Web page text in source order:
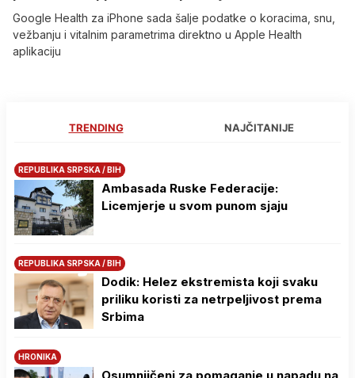
Google Health za iPhone sada šalje podatke o koracima, snu,
vežbanju i vitalnim parametrima direktno u Apple Health
aplikaciju
TRENDING NAJČITANIJE
REPUBLIKA SRPSKA / BIH
Ambasada Ruske Federacije:
Licemjerje u svom punom sjaju
REPUBLIKA SRPSKA / BIH
Dodik: Helez ekstremista koji svaku
priliku koristi za netrpeljivost prema
Srbima
HRONIKA